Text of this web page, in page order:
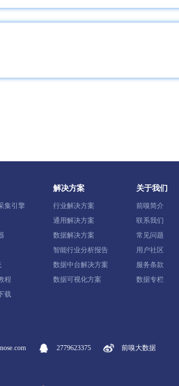
集引擎
程
载
解决方案
行业解决方案
通用解决方案
数据解决方案
智能行业分析报告
数据中台解决方案
数据可视化方案
关于我们
前嗅简介
联系我们
常见问题
用户社区
服务条款
数据专栏
2779623375 前嗅大数据